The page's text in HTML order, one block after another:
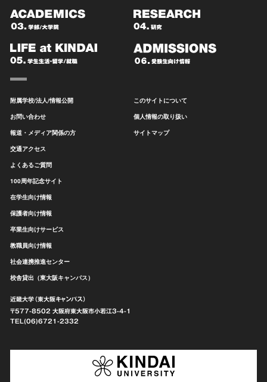
附属学校/法人/情報公開
お問い合わせ
報道・メディア関係の方
交通アクセス
よくあるご質問
100周年記念サイト
在学生向け情報
保護者向け情報
卒業生向けサービス
教職員向け情報
社会連携推進センター
校舎貸出（東大阪キャンパス）
このサイトについて
個人情報の取り扱い
サイトマップ
近畿大学（東大阪キャンパス）
〒577-8502 大阪府東大阪市小若江3-4-1
TEL(06)6721-2332